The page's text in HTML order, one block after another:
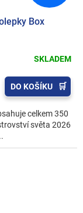
Box
SKLADEM
DO KOŠÍKU
celkem 350
světa 2026